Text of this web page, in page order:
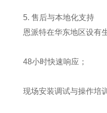
5. 售后与本地化支持
恩派特在华东地区设有
48小时快速响应；
现场安装调试与操作培